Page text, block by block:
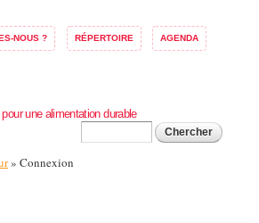
NOUS ? RÉPERTOIRE AGENDA
une alimentation durable
Formulaire de
» Connexion